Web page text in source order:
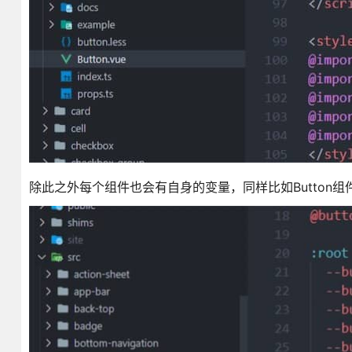
除此之外每个组件也会有自身的变量，同样比如Button组